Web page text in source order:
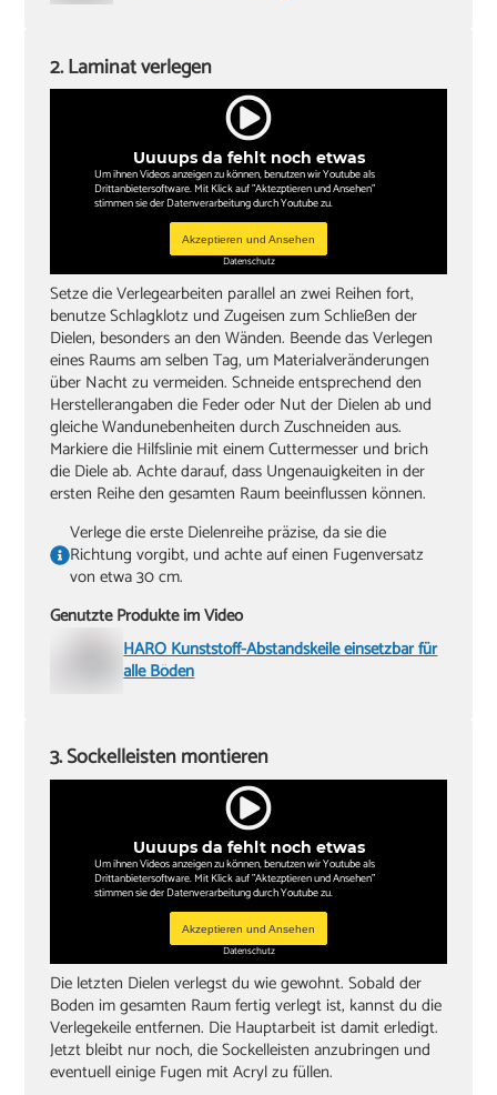
Uuuups da fehlt noch etwas
Um ihnen Videos anzeigen zu können, benutzen wir Youtube als
Drittanbietersoftware. Mit Klick auf "Aktezptieren und Ansehen"
stimmen sie der Datenverarbeitung durch Youtube zu.
Akzeptieren und Ansehen
Datenschutz
2. Laminat verlegen
Setze die Verlegearbeiten parallel an zwei Reihen fort,
benutze Schlagklotz und Zugeisen zum Schließen der
Dielen, besonders an den Wänden. Beende das Verlegen
eines Raums am selben Tag, um Materialveränderungen
über Nacht zu vermeiden. Schneide entsprechend den
Herstellerangaben die Feder oder Nut der Dielen ab und
gleiche Wandunebenheiten durch Zuschneiden aus.
Markiere die Hilfslinie mit einem Cuttermesser und brich
die Diele ab. Achte darauf, dass Ungenauigkeiten in der
ersten Reihe den gesamten Raum beeinflussen können.
Verlege die erste Dielenreihe präzise, da sie die
Richtung vorgibt, und achte auf einen Fugenversatz
von etwa 30 cm.
Genutzte Produkte im Video
HARO Kunststoff-Abstandskeile einsetzbar für
alle Böden
Uuuups da fehlt noch etwas
Um ihnen Videos anzeigen zu können, benutzen wir Youtube als
Drittanbietersoftware. Mit Klick auf "Aktezptieren und Ansehen"
stimmen sie der Datenverarbeitung durch Youtube zu.
Akzeptieren und Ansehen
Datenschutz
3. Sockelleisten montieren
Die letzten Dielen verlegst du wie gewohnt. Sobald der
Boden im gesamten Raum fertig verlegt ist, kannst du die
Verlegekeile entfernen. Die Hauptarbeit ist damit erledigt.
Jetzt bleibt nur noch, die Sockelleisten anzubringen und
eventuell einige Fugen mit Acryl zu füllen.